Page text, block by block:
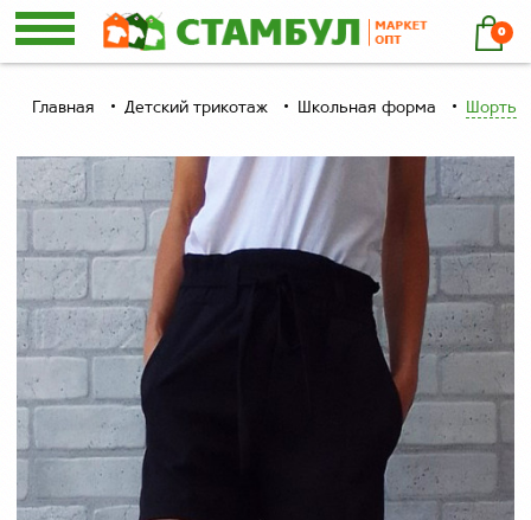
0
Главная Детский трикотаж Школьная форма Шорты